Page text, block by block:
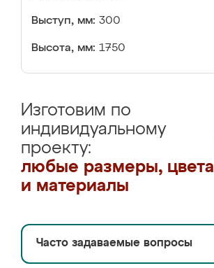
Выступ, мм: 300
Высота, мм: 1750
Изготовим по
индивидуальному
проекту:
любые размеры, цвета
и материалы
Часто задаваемые вопросы